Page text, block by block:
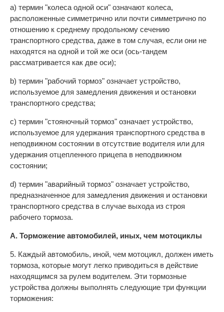
а) термин "колеса одной оси" означают колеса,
расположенные симметрично или почти симметрично по
отношению к среднему продольному сечению
транспортного средства, даже в том случая, если они не
находятся на одной и той же оси (ось-тандем
рассматривается как две оси);
b) термин "рабочий тормоз" означает устройство,
используемое для замедления движения и остановки
транспортного средства;
с) термин "стояночный тормоз" означает устройство,
используемое для удержания транспортного средства в
неподвижном состоянии в отсутствие водителя или для
удержания отцепленного прицепа в неподвижном
состоянии;
d) термин "аварийный тормоз" означает устройство,
предназначенное для замедления движения и остановки
транспортного средства в случае выхода из строя
рабочего тормоза.
А. Торможение автомобилей, иных, чем мотоциклы
5. Каждый автомобиль, иной, чем мотоцикл, должен иметь
тормоза, которые могут легко приводиться в действие
находящимся за рулем водителем. Эти тормозные
устройства должны выполнять следующие три функции
торможения: